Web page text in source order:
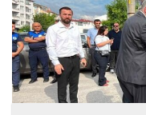
soruşturmaya ilişkin
bilgilere göre,